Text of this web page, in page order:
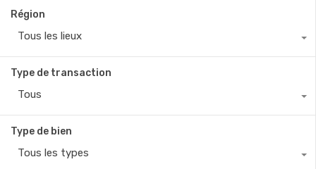
Région
Tous les lieux
Type de transaction
Tous
Type de bien
Tous les types